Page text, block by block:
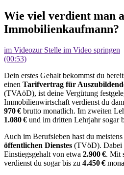
Wie viel verdient man
Immobilienkaufmann?
im Videozur Stelle im Video springen
(00:53)
Dein erstes Gehalt bekommst du
einen Tarifvertrag für
(TVAöD), ist deine Vergütung
Immobilienwirtschaft verdienst du
970 € brutto monatlich. Im zweiten
1.080 € und im dritten Lehrjahr sogar
Auch im Berufsleben hast du meistens
öffentlichen Dienstes (TVöD). Dabei
Einstiegsgehalt von etwa 2.900 €. Mit
verdienst du sogar bis zu 4.450 €